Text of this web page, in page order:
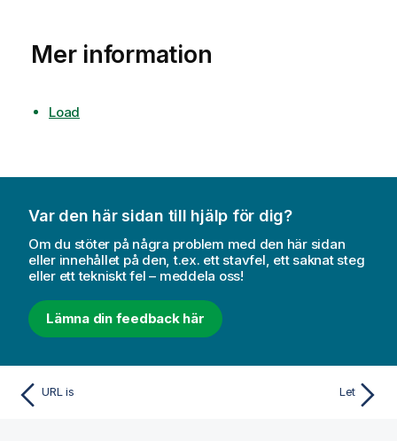
Mer information
Load
Var den här sidan till hjälp för dig?
Om du stöter på några problem med den här sidan
eller innehållet på den, t.ex. ett stavfel, ett saknat steg
eller ett tekniskt fel – meddela oss!
Lämna din feedback här
URL is Let